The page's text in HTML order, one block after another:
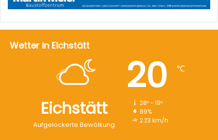
Wetter in Eichstätt
Eichstätt
Aufgelockerte Bewölkung
20 ℃
28º - 19º
89%
2.23 km/h